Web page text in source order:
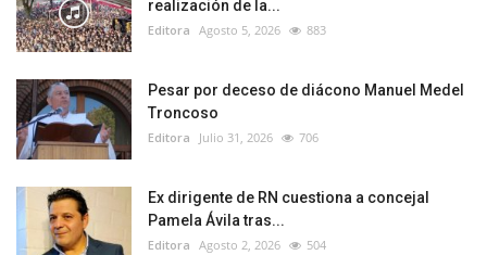
realización de la...
Editora Agosto 5, 2026 883
Pesar por deceso de diácono Manuel Medel
Troncoso
Editora Julio 31, 2026 706
Ex dirigente de RN cuestiona a concejal
Pamela Ávila tras...
Editora Agosto 2, 2026 504